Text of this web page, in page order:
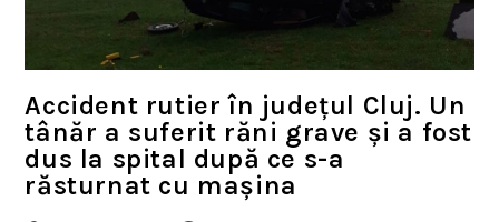
Accident rutier în județul Cluj. Un
tânăr a suferit răni grave și a fost
dus la spital după ce s-a
răsturnat cu mașina